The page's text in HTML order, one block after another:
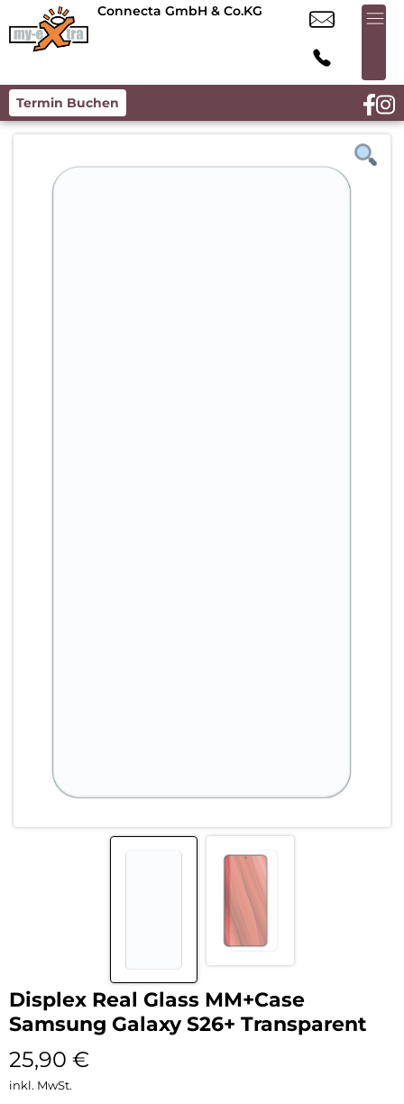
Connecta GmbH & Co.KG
Termin Buchen
Displex Real Glass MM+Case
Samsung Galaxy S26+ Transparent
25,90 €
inkl. MwSt.